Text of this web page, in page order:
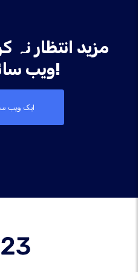
مزید انتظار نہ
ویب سائٹ بنائیں!
ایک ویب